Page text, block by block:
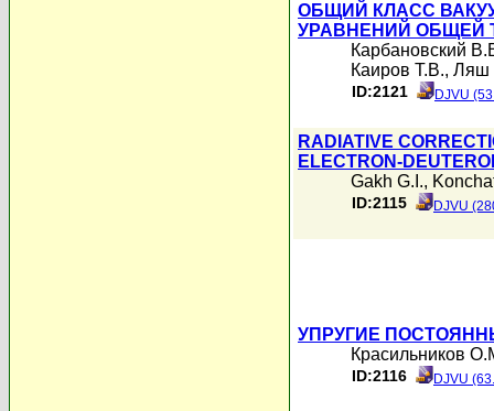
ОБЩИЙ КЛАСС
УРАВНЕНИЙ ОБЩЕЙ
Карбановский
Каиров Т.В., Ляш
ID:2121 DJVU
RADIATIVE
ELECTRON-
Gakh G.I.,
ID:2115 DJVU
УПРУГИЕ
Красильников
ID:2116 DJVU